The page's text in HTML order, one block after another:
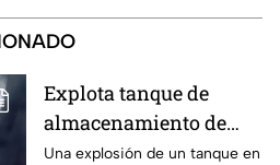
Explota tanque de
almacenamiento de
hidrocarburo de Pemex
Una explosión de un tanque en